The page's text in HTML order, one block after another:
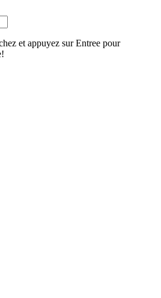
et appuyez sur Entree pour